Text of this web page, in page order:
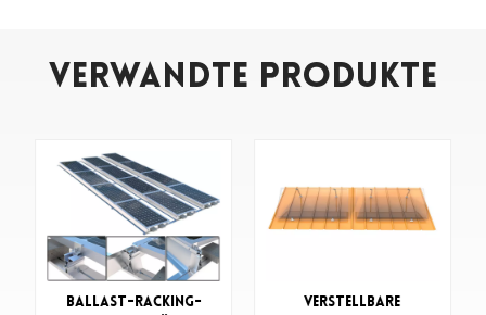
Verwandte Produkte
Ballast-Racking-
Verstellbare